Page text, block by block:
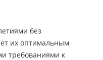
без
их оптимальным
требованиями к